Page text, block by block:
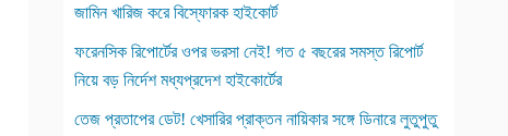
জামিন খারিজ করে বিস্ফোরক হাইকোর্ট
ফরেনসিক রিপোর্টের ওপর ভরসা নেই! গত ৫ বছরের সমস্ত রিপোর্ট
নিয়ে বড় নির্দেশ মধ্যপ্রদেশ হাইকোর্টের
তেজ প্রতাপের ডেট! খেসারির প্রাক্তন নায়িকার সঙ্গে ডিনারে লুতুপুতু